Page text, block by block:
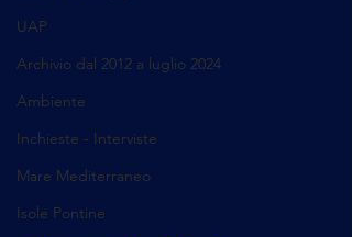
UAP
Archivio dal 2012 a luglio 2024
Ambiente
Inchieste - Interviste
Mare Mediterraneo
Isole Pontine